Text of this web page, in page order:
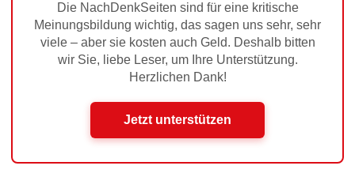
Die NachDenkSeiten sind für eine kritische
Meinungsbildung wichtig, das sagen uns sehr, sehr
viele – aber sie kosten auch Geld. Deshalb bitten
wir Sie, liebe Leser, um Ihre Unterstützung.
Herzlichen Dank!
Jetzt unterstützen